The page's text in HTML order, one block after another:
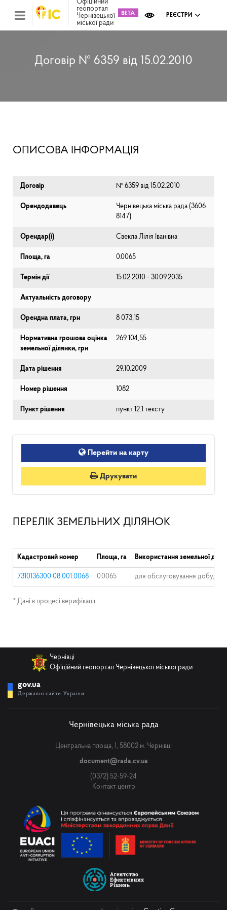
Офіційний
геопортал
Чернівецької
міської ради
РЕЄСТРИ
Договір № 6359 від 15.02.2010
ОПИСОВА ІНФОРМАЦІЯ
Договір № 6359 від 15.02.2010
Орендодавець
Чернівецька міська рада (⁨3606
8147⁩)
Орендар(і) Свекла Лілія Іванівна
Площа, га 0.0065
Термін дії 15.02.2010 - 30.09.2035
Актуальність договору
Орендна плата, грн 8 073,15
Нормативна грошова оцінка
земельної ділянки, грн
269 104,55
Дата рішення 29.10.2009
Номер рішення 1082
Пункт рішення пункт 12.1 тексту
Перейти на карту
Друкувати
ПЕРЕЛІК ЗЕМЕЛЬНИХ ДІЛЯНОК
Кадастровий номер Площа, га Використання земельної
7310136300:08:001:0068 0.0065 для обслуговування
* Дані в процесі верифікації
Чернівці
Офіційний геопортал Чернівецької міської ради
gov.ua
Державні сайти України
Чернівецька міська рада
Центральна площа, 1, 58002 м. Чернівці
document@rada.cv.ua
(0372) 52-59-24
Контакт центр